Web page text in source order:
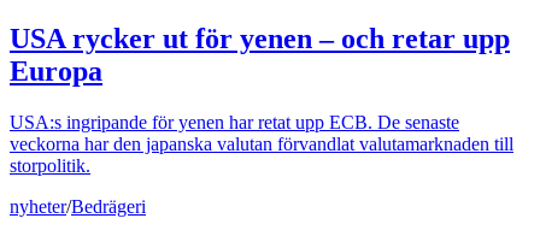
USA rycker ut för yenen – och retar upp
Europa
USA:s ingripande för yenen har retat upp ECB. De senaste
veckorna har den japanska valutan förvandlat valutamarknaden till
storpolitik.
nyheter/Bedrägeri